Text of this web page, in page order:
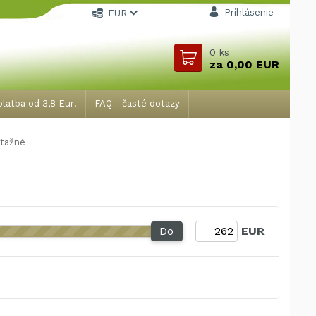
od 3,8 Eur! FAQ - časté dotazy
EUR Prihlásenie
0ks
za0,00 EUR
Do EUR